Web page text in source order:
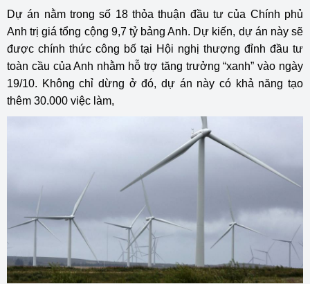
Dự án nằm trong số 18 thỏa thuận đầu tư của Chính phủ
Anh trị giá tổng cộng 9,7 tỷ bảng Anh. Dự kiến, dự án này sẽ
được chính thức công bố tại Hội nghị thượng đỉnh đầu tư
toàn cầu của Anh nhằm hỗ trợ tăng trưởng “xanh” vào ngày
19/10. Không chỉ dừng ở đó, dự án này có khả năng tạo
thêm 30.000 việc làm,